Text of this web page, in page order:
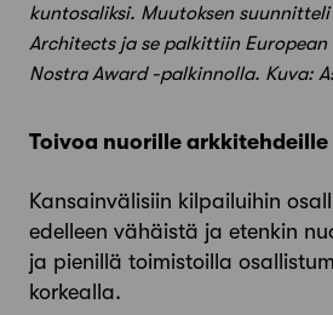
kuntosaliksi. Muutoksen
Architects ja se palkittiin European
Nostra Award -palkinnolla. Kuva:
Toivoa nuorille arkkitehdeille
Kansainvälisiin kilpailuihin
edelleen vähäistä ja etenkin
ja pienillä toimistoilla
korkealla.